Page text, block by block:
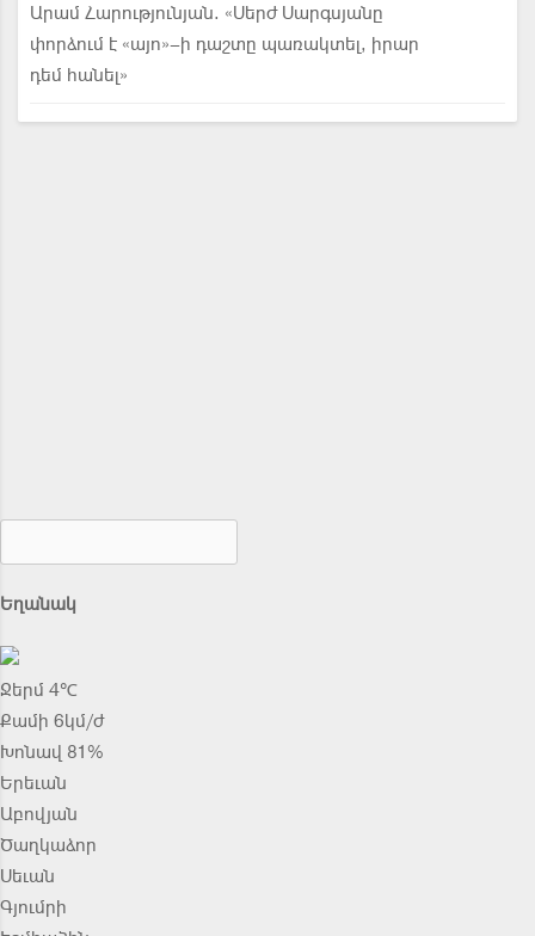
Արամ Հարությունյան. «Սերժ Սարգսյանը
փորձում է «այո»–ի դաշտը պառակտել, իրար
դեմ հանել»
Եղանակ
Ջերմ 4℃
Քամի 6կմ/ժ
Խոնավ 81%
Երեւան
Աբովյան
Ծաղկաձոր
Սեւան
Գյումրի